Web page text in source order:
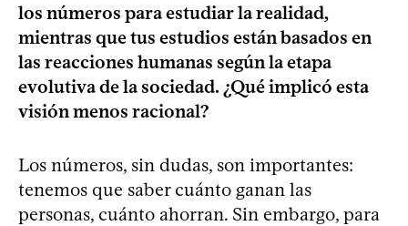
los números para estudiar la realidad,
mientras que tus estudios están basados en
las reacciones humanas según la etapa
evolutiva de la sociedad. ¿Qué implicó esta
visión menos racional?
Los números, sin dudas, son importantes:
tenemos que saber cuánto ganan las
personas, cuánto ahorran. Sin embargo, para